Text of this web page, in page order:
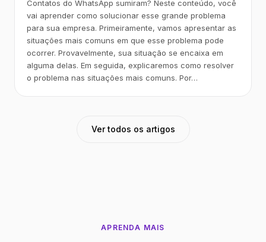
Contatos do WhatsApp sumiram? Neste conteúdo, você
vai aprender como solucionar esse grande problema
para sua empresa. Primeiramente, vamos apresentar as
situações mais comuns em que esse problema pode
ocorrer. Provavelmente, sua situação se encaixa em
alguma delas. Em seguida, explicaremos como resolver
o problema nas situações mais comuns. Por…
Ver todos os artigos
APRENDA MAIS